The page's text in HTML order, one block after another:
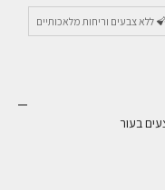
ללא צבעים וריחות מלאכותיים
בעור